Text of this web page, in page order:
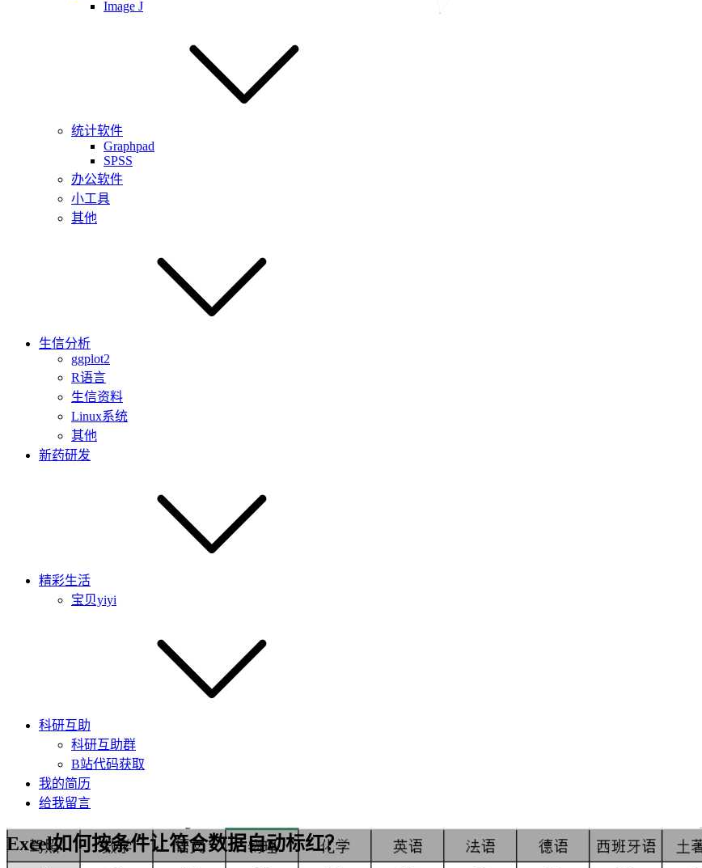
Image J
统计软件
Graphpad
SPSS
办公软件
小工具
其他
生信分析
ggplot2
R语言
生信资料
Linux系统
其他
新药研发
精彩生活
宝贝yiyi
科研互助
科研互助群
B站代码获取
我的简历
给我留言
Excel如何按条件让符合数据自动标红？